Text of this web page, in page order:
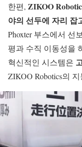
한편, ZIKOO
야의 선두에 자리 잡
Phoxter 부스에서 선
평과 수직 이동성을
혁신적인 시스템은
ZIKOO Robotics의